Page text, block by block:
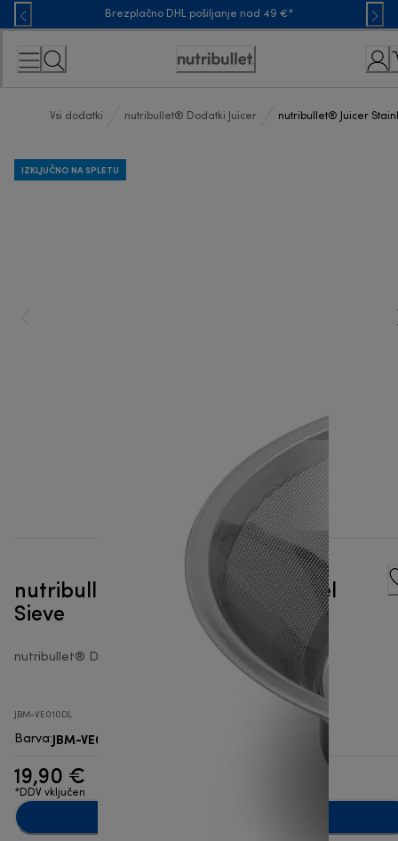
Skip
to
Content
Brezplačno DHL pošiljanje nad 49 €*
Accessibility
Vsi dodatki nutribullet® Dodatki Juicer nutribullet® Juicer
IZKLJUČNO NA SPLETU
nutribullet® Juicer Stainless Steel
Sieve
nutribullet® Dodatki Juicer
JBM-VE010DL
Barva:JBM-VE010DL
19,90 €
*DDV vključen